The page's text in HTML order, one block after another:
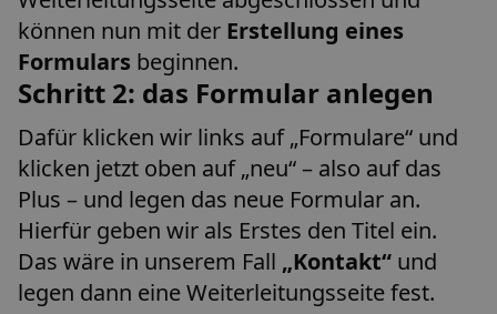
können nun mit der Erstellung eines
Formulars beginnen.
Schritt 2: das Formular anlegen
Dafür klicken wir links auf „Formulare“ und
klicken jetzt oben auf „neu“ – also auf das
Plus – und legen das neue Formular an.
Hierfür geben wir als Erstes den Titel ein.
Das wäre in unserem Fall „Kontakt“ und
legen dann eine Weiterleitungsseite fest.